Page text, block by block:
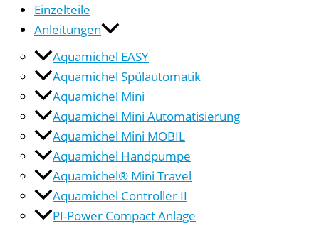
Einzelteile
Anleitungen
Aquamichel EASY
Aquamichel Spülautomatik
Aquamichel Mini
Aquamichel Mini Automatisierung
Aquamichel Mini MOBIL
Aquamichel Handpumpe
Aquamichel® Mini Travel
Aquamichel Controller II
PI-Power Compact Anlage